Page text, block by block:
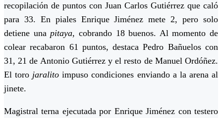
recopilación de puntos con Juan Carlos Gutiérrez que caló
para 33. En piales Enrique Jiménez mete 2, pero solo
detiene unapitaya, cobrando 18 buenos. Al momento de
colear recabaron 61 puntos, destaca Pedro Bañuelos con
31, 21 de Antonio Gutiérrez y el resto de Manuel Ordóñez.
El toro jaralito impuso condiciones enviando a la arena al
jinete.
Magistral terna ejecutada por Enrique Jiménez con testero